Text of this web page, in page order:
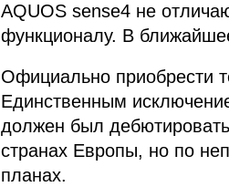
AQUOS sense4 не
функционалу. В
Официально приобрести
Единственным
должен был
странах Европы, но по
планах.